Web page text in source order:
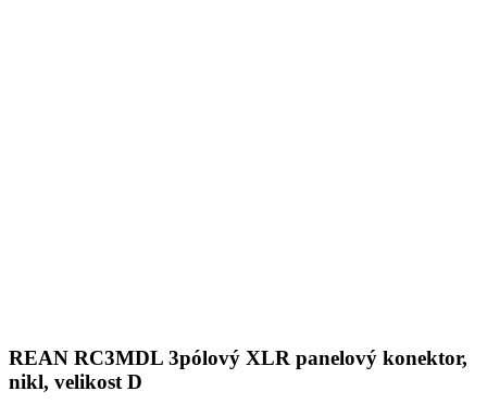
REAN RC3MDL 3pólový XLR panelový konektor,
nikl, velikost D